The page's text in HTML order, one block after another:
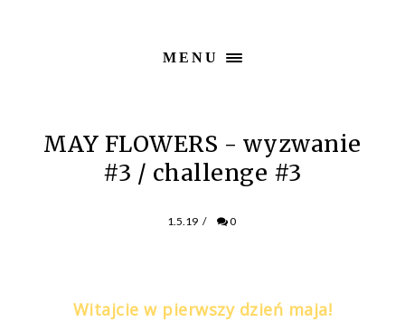
MENU
MAY FLOWERS - wyzwanie
#3 / challenge #3
1.5.19 / 0
Witajcie w pierwszy dzień maja!